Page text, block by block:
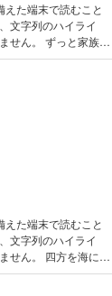
た端末で読むこと
文字列のハイライ
と家族の
すことになったある
ロジが見つからな
ジへの想いがあふれ
た端末で読むこと
文字列のハイライ
を海にか
く大きな石がころが
の石猿がこの世に生